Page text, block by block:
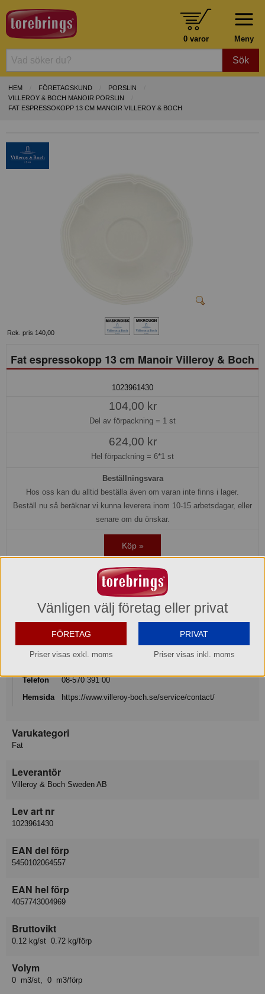
Meny
0 varor
Sök
HEM FÖRETAGSKUND
PORSLIN
VILLEROY & BOCH MANOIR PORSLIN
FAT ESPRESSOKOPP 13 CM MANOIR VILLEROY & BOCH
Rek. pris 140,00
Fat espressokopp 13 cm Manoir Villeroy & Boch
1023961430
104,00 kr
Del av förpackning = 1 st
624,00 kr
Hel förpackning = 6*1 st
Beställningsvara
Hos oss kan du alltid beställa även om varan inte finns i lager.
Beställ nu så beräknar vi kunna leverera inom 10-15 arbetsdagar, eller
senare om du önskar.
Köp »
Produktinformation
Varumärke
Villeroy & Boch
Konsumentkontakt
Telefon
08-570 391 00
Hemsida
https://www.villeroy-boch.se/service/contact/
Varukategori
Fat
Leverantör
Villeroy & Boch Sweden AB
Lev art nr
1023961430
EAN del förp
5450102064557
EAN hel förp
4057743004969
Bruttovikt
0.12 kg/st 0.72 kg/förp
Volym
0 m3/st, 0 m3/förp
Vänligen välj företag eller privat
FÖRETAG
Priser visas exkl. moms
PRIVAT
Priser visas inkl. moms